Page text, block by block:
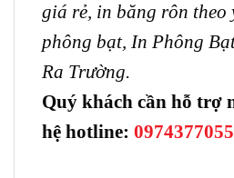
giá rẻ, in băng rôn theo
phông bạt, In Phông
Ra Trường.
Quý khách cần hỗ trợ
hệ hotline: